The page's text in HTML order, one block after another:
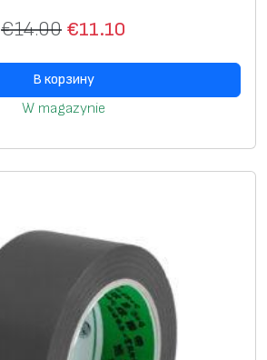
€14.00 €11.10
В корзину
W magazynie